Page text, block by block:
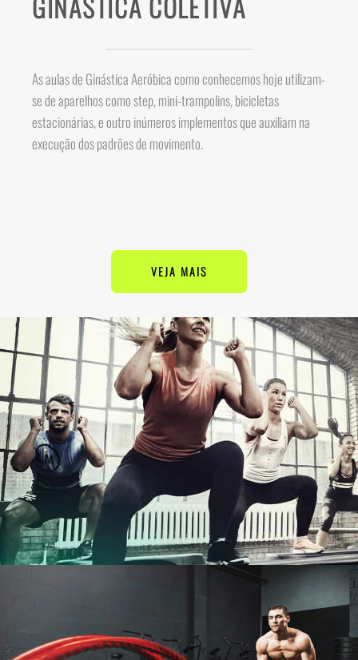
As aulas de Ginástica Aeróbica como conhecemos hoje utilizam-
se de aparelhos como step, mini-trampolins, bicicletas
estacionárias, e outro inúmeros implementos que auxiliam na
execução dos padrões de movimento.
VEJA MAIS